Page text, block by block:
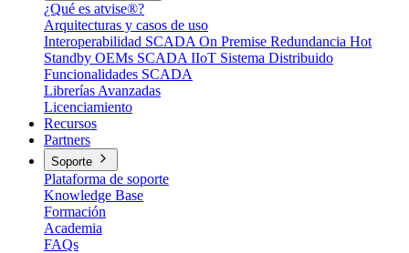
¿Qué es atvise®?
Arquitecturas y casos de uso
Interoperabilidad SCADA On Premise Redundancia Hot
Standby OEMs SCADA IIoT Sistema Distribuido
Funcionalidades SCADA
Librerías Avanzadas
Licenciamiento
Recursos
Partners
Soporte
Plataforma de soporte
Knowledge Base
Formación
Academia
FAQs